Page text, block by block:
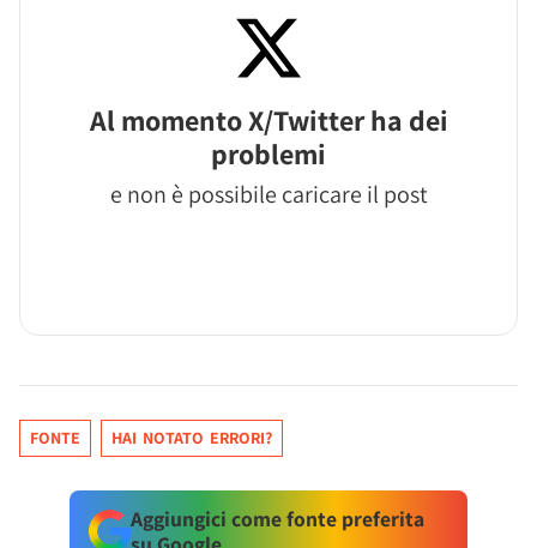
Al momento X/Twitter ha dei
problemi
e non è possibile caricare il post
FONTE HAI NOTATO ERRORI?
Aggiungici come fonte preferita